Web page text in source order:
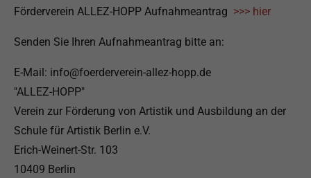
Förderverein ALLEZ-HOPP Aufnahmeantrag >>> hier
Senden Sie Ihren Aufnahmeantrag bitte an:
E-Mail: info@foerderverein-allez-hopp.de
"ALLEZ-HOPP"
Verein zur Förderung von Artistik und Ausbildung an der
Schule für Artistik Berlin e.V.
Erich-Weinert-Str. 103
10409 Berlin